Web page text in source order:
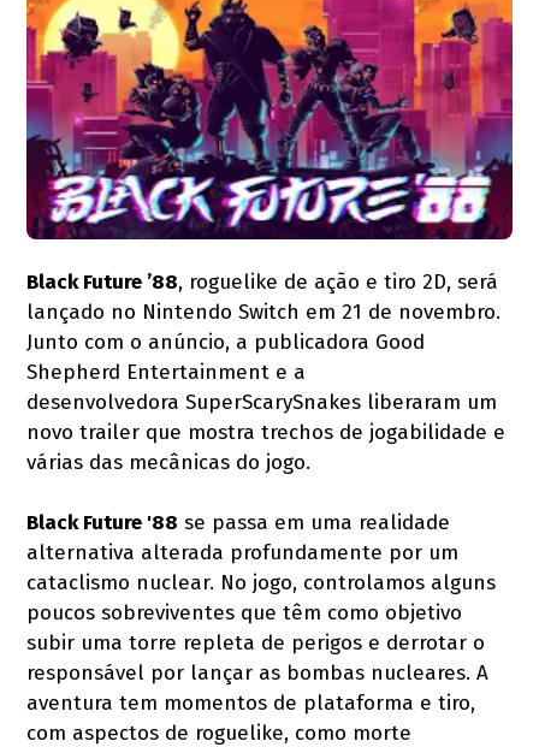
Black Future ’88, roguelike de ação e tiro 2D, será
lançado no Nintendo Switch em 21 de novembro.
Junto com o anúncio, a publicadora Good
Shepherd Entertainment e a
desenvolvedora SuperScarySnakes liberaram um
novo trailer que mostra trechos de jogabilidade e
várias das mecânicas do jogo.
Black Future '88 se passa em uma realidade
alternativa alterada profundamente por um
cataclismo nuclear. No jogo, controlamos alguns
poucos sobreviventes que têm como objetivo
subir uma torre repleta de perigos e derrotar o
responsável por lançar as bombas nucleares. A
aventura tem momentos de plataforma e tiro,
com aspectos de roguelike, como morte